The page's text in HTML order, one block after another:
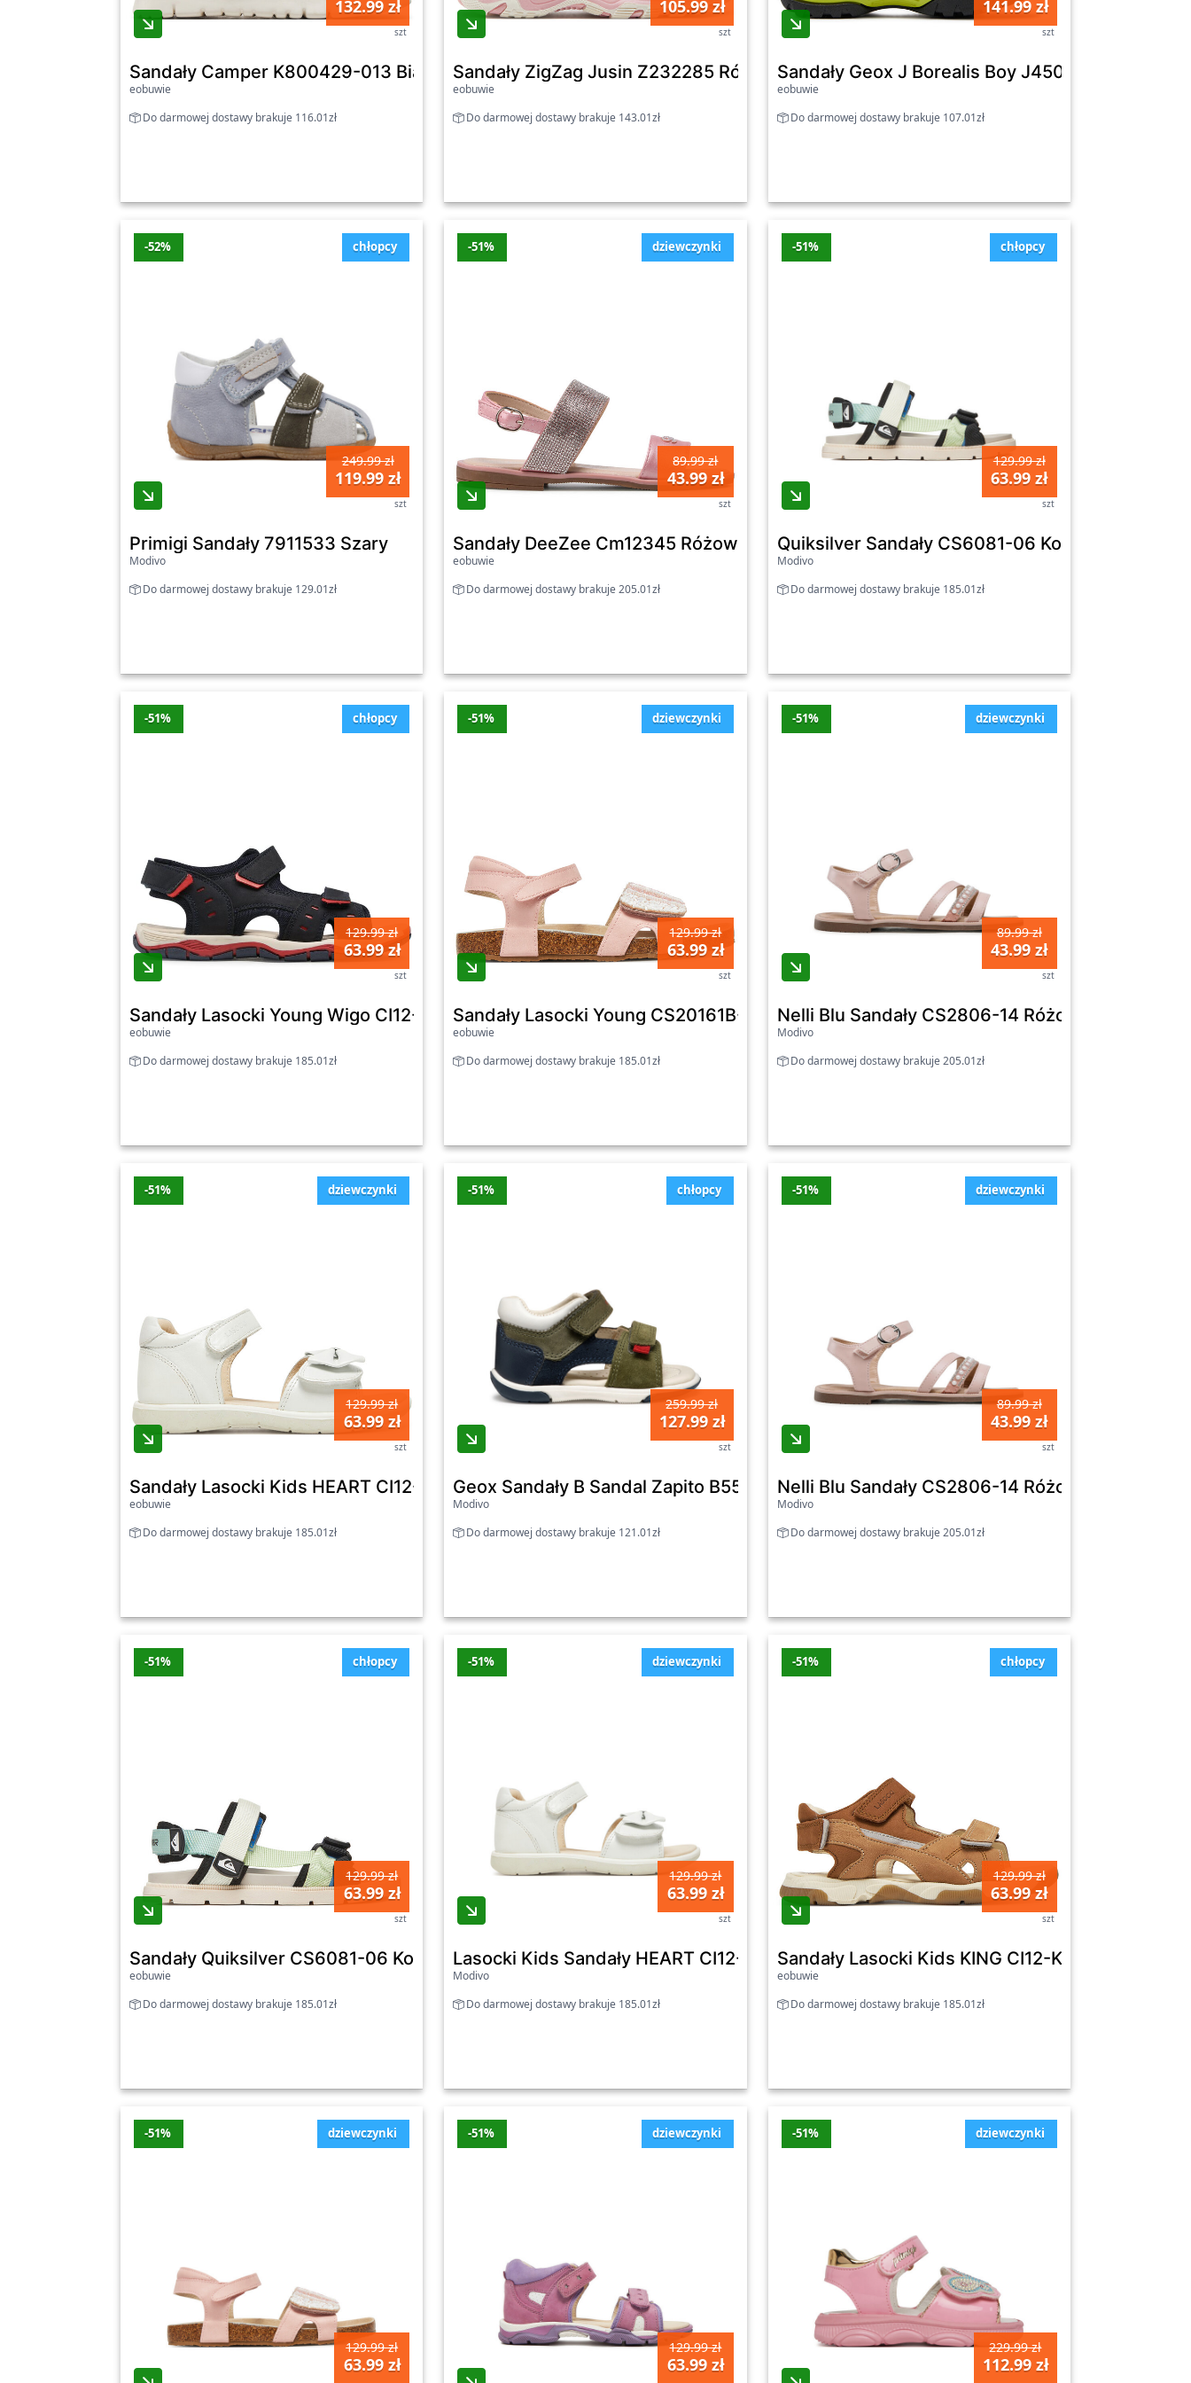
naszą bogatą ofertą sandałów na naszej platformie zakupowej!
132.99 zł
szt
Sandały Camper K800429-013 Biały - chłopięce
eobuwie
Do darmowej dostawy brakuje 116.01zł
105.99 zł
szt
Sandały ZigZag Jusin Z232285 Różowy - dziewczęce
eobuwie
Do darmowej dostawy brakuje 143.01zł
141.99 zł
szt
Sandały Geox J Borealis Boy J450RC 014BU
eobuwie
Do darmowej dostawy brakuje 107.01zł
chłopcy
-52%
249.99 zł
119.99 zł
szt
Primigi Sandały 7911533 Szary
Modivo
Do darmowej dostawy brakuje 129.01zł
dziewczynki
-51%
89.99 zł
43.99 zł
szt
Sandały DeeZee Cm12345 Różowy - dziewczęce
eobuwie
Do darmowej dostawy brakuje 205.01zł
chłopcy
-51%
129.99 zł
63.99 zł
szt
Quiksilver Sandały CS6081-06 Kolorowy
Modivo
Do darmowej dostawy brakuje 185.01zł
chłopcy
-51%
129.99 zł
63.99 zł
szt
Sandały Lasocki Young Wigo CI12-2625-41 Granatowy - chłopięce
eobuwie
Do darmowej dostawy brakuje 185.01zł
dziewczynki
-51%
129.99 zł
63.99 zł
szt
Sandały Lasocki Young CS20161B-01A Różowy - dziewczęce
eobuwie
Do darmowej dostawy brakuje 185.01zł
dziewczynki
-51%
89.99 zł
43.99 zł
szt
Nelli Blu Sandały CS2806-14 Różowy
Modivo
Do darmowej dostawy brakuje 205.01zł
dziewczynki
-51%
129.99 zł
63.99 zł
szt
Sandały Lasocki Kids HEART CI12-2854-02B Biały - dziewczęce
eobuwie
Do darmowej dostawy brakuje 185.01zł
chłopcy
-51%
259.99 zł
127.99 zł
szt
Geox Sandały B Sandal Zapito B556EB 022CL C3024 Khaki
Modivo
Do darmowej dostawy brakuje 121.01zł
dziewczynki
-51%
89.99 zł
43.99 zł
szt
Nelli Blu Sandały CS2806-14 Różowy
Modivo
Do darmowej dostawy brakuje 205.01zł
chłopcy
-51%
129.99 zł
63.99 zł
szt
Sandały Quiksilver CS6081-06 Kolorowy - chłopięce
eobuwie
Do darmowej dostawy brakuje 185.01zł
dziewczynki
-51%
129.99 zł
63.99 zł
szt
Lasocki Kids Sandały HEART CI12-2854-02B Biały
Modivo
Do darmowej dostawy brakuje 185.01zł
chłopcy
-51%
129.99 zł
63.99 zł
szt
Sandały Lasocki Kids KING CI12-KING-04
eobuwie
Do darmowej dostawy brakuje 185.01zł
dziewczynki
-51%
129.99 zł
63.99 zł
dziewczynki
-51%
129.99 zł
63.99 zł
dziewczynki
-51%
229.99 zł
112.99 zł